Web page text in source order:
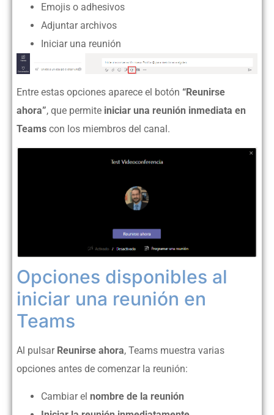
Emojis o adhesivos
Adjuntar archivos
Iniciar una reunión
Entre estas opciones aparece el botón “Reunirse
ahora”, que permite iniciar una reunión inmediata en
Teams con los miembros del canal.
Opciones disponibles al
iniciar una reunión en
Teams
Al pulsar Reunirse ahora, Teams muestra varias
opciones antes de comenzar la reunión:
Cambiar el nombre de la reunión